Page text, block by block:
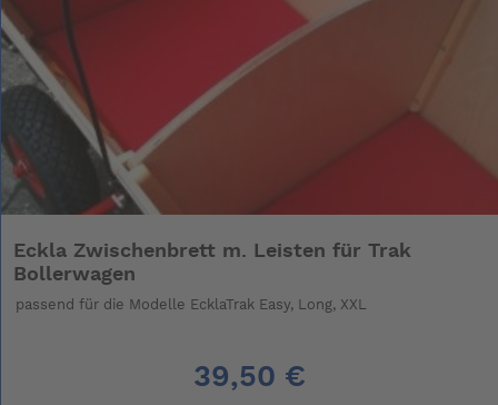
Eckla Zwischenbrett m. Leisten für Trak
Bollerwagen
passend für die Modelle EcklaTrak Easy, Long, XXL
39,50 €